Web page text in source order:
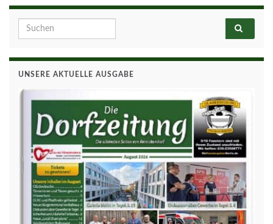
Search for:
UNSERE AKTUELLE AUSGABE